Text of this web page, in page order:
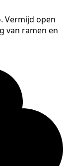
Vermijd open
van ramen en